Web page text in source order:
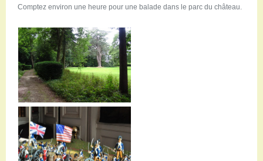
Comptez environ une heure pour une balade dans le parc du château.